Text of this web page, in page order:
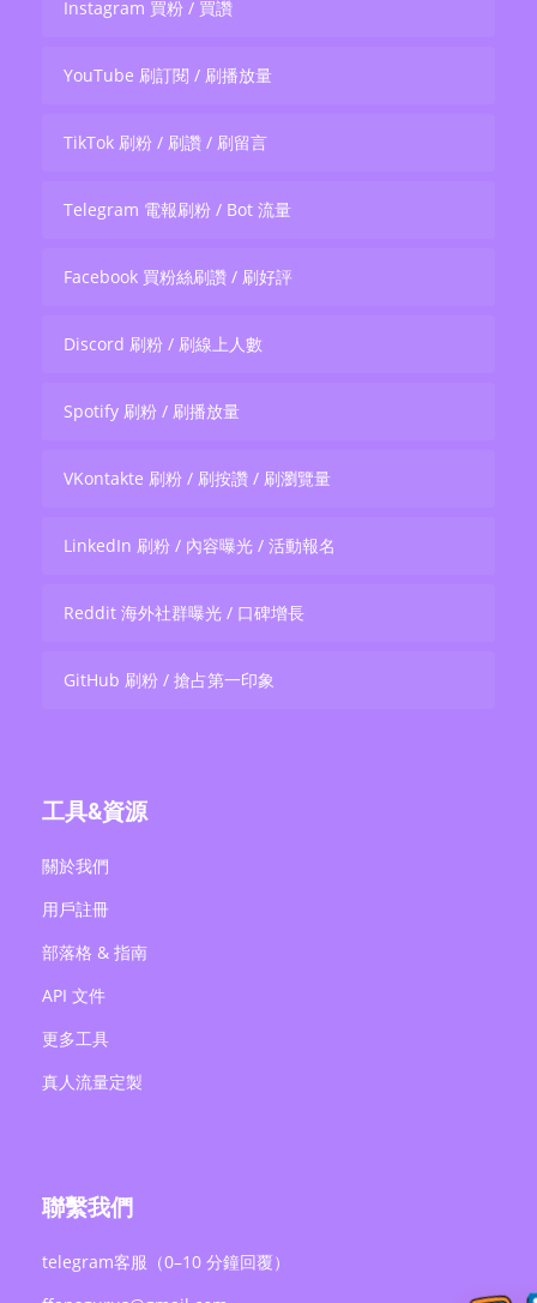
Instagram 買粉 / 買讚
YouTube 刷訂閱 / 刷播放量
TikTok 刷粉 / 刷讚 / 刷留言
Telegram 電報刷粉 / Bot 流量
Facebook 買粉絲刷讚 / 刷好評
Discord 刷粉 / 刷線上人數
Spotify 刷粉 / 刷播放量
VKontakte 刷粉 / 刷按讚 / 刷瀏覽量
LinkedIn 刷粉 / 內容曝光 / 活動報名
Reddit 海外社群曝光 / 口碑增長
GitHub 刷粉 / 搶占第一印象
工具&資源
關於我們
用戶註冊
部落格 & 指南
API 文件
更多工具
真人流量定製
聯繫我們
telegram客服（0–10 分鐘回覆）